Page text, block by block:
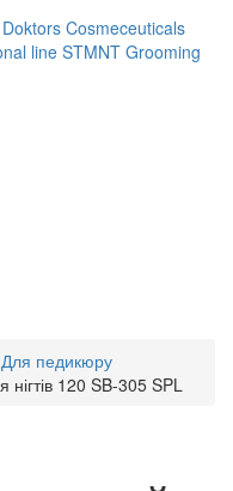
Cosmeceuticals
line STMNT Grooming
Для педикюру
120 SB-305 SPL